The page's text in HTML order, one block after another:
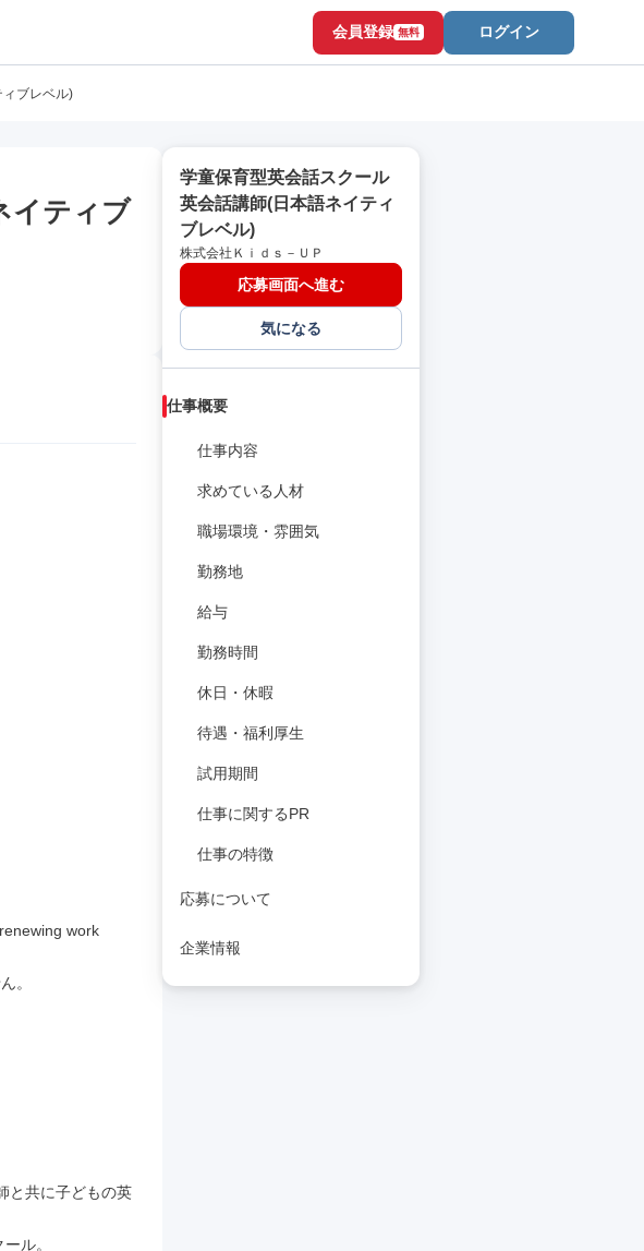
会員登録 無料 ログイン
ブレベル)
イティブ
work
。
と共に子どもの英
ル。
学童保育型英会話スクール
英会話講師(日本語ネイティ
ブレベル)
株式会社Ｋｉｄｓ－ＵＰ
応募画面へ進む
気になる
仕事概要
仕事内容
求めている人材
職場環境・雰囲気
勤務地
給与
勤務時間
休日・休暇
待遇・福利厚生
試用期間
仕事に関するPR
仕事の特徴
応募について
企業情報